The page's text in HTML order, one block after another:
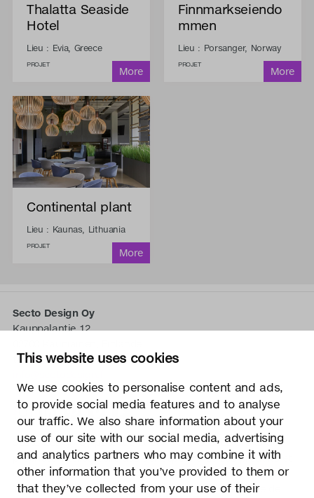
This website uses cookies
We use cookies to personalise content and ads,
to provide social media features and to analyse
our traffic. We also share information about your
use of our site with our social media, advertising
and analytics partners who may combine it with
other information that you’ve provided to them or
that they’ve collected from your use of their
Thalatta Seaside
Hotel
Lieu : Evia, Greece
PROJET
Finnmarkseiendo
mmen
Lieu : Porsanger, Norway
PROJET
Continental plant
Lieu : Kaunas, Lithuania
PROJET
Secto Design Oy
Kauppalantie 12
tel.+358 9 5050 598
Secto Design Oy possède et contrôle tous les droits de
propriété intellectuelle des conceptions de ses produits et
du matériel connexe tels que les photos et les dessins.
Toute utilisation des droits de propriété intellectuelle de